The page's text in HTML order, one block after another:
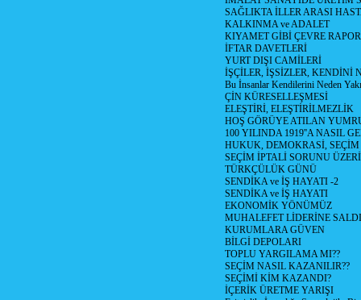
SAĞLIKTA İLLER ARASI
KALKINMA ve ADALET
KIYAMET GİBİ ÇEVRE
İFTAR DAVETLERİ
YURT DIŞI CAMİLERİ
İŞÇİLER, İŞSİZLER, KENDİNİ
Bu İnsanlar Kendilerini Neden
ÇİN KÜRESELLEŞMESİ
ELEŞTİRİ, ELEŞTİRİLMEZLİK
HOŞ GÖRÜYE ATILAN
100 YILINDA 1919''A NASIL
HUKUK, DEMOKRASİ, SEÇİM
SEÇİM İPTALİ SORUNU
TÜRKÇÜLÜK GÜNÜ
SENDİKA ve İŞ HAYATI -2
SENDİKA ve İŞ HAYATI
EKONOMİK YÖNÜMÜZ
MUHALEFET LİDERİNE
KURUMLARA GÜVEN
BİLGİ DEPOLARI
TOPLU YARGILAMA MI??
SEÇİM NASIL KAZANILIR??
SEÇİMİ KİM KAZANDI?
İÇERİK ÜRETME YARIŞI